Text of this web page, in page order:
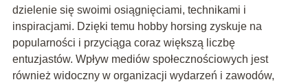
dzielenie się swoimi osiągnięciami, technikami i
inspiracjami. Dzięki temu hobby horsing zyskuje na
popularności i przyciąga coraz większą liczbę
entuzjastów. Wpływ mediów społecznościowych jest
również widoczny w organizacji wydarzeń i zawodów,